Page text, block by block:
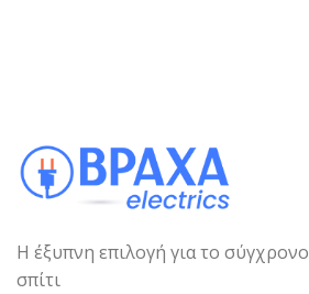
Η έξυπνη επιλογή για το σύγχρονο
σπίτι